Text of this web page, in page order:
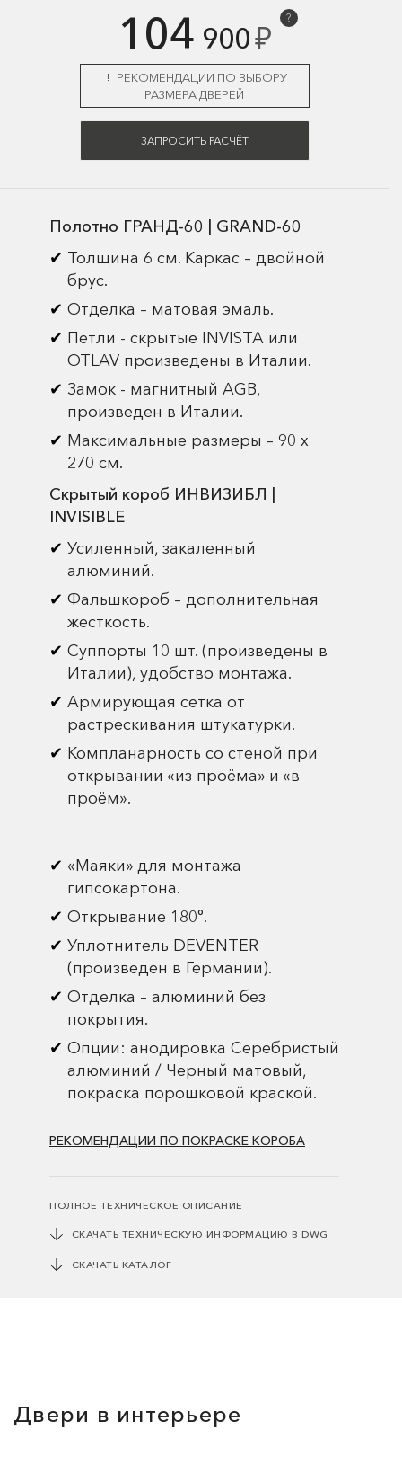
104 900₽
?
РЕКОМЕНДАЦИИ ПО ВЫБОРУ
РАЗМЕРА ДВЕРЕЙ
ЗАПРОСИТЬ РАСЧЁТ
Полотно ГРАНД-60 | GRAND-60
Толщина 6 см. Каркас – двойной
брус.
Отделка – матовая эмаль.
Петли - скрытые INVISTA или
OTLAV произведены в Италии.
Замок - магнитный AGB,
произведен в Италии.
Максимальные размеры – 90 х
270 см.
Скрытый короб ИНВИЗИБЛ |
INVISIBLE
Усиленный, закаленный
алюминий.
Фальшкороб – дополнительная
жесткость.
Суппорты 10 шт. (произведены в
Италии), удобство монтажа.
Армирующая сетка от
растрескивания штукатурки.
Компланарность со стеной при
открывании «из проёма» и «в
проём».
«Маяки» для монтажа
гипсокартона.
Открывание 180°.
Уплотнитель DEVENTER
(произведен в Германии).
Отделка – алюминий без
покрытия.
Опции: анодировка Серебристый
алюминий / Черный матовый,
покраска порошковой краской.
РЕКОМЕНДАЦИИ ПО ПОКРАСКЕ КОРОБА
ПОЛНОЕ ТЕХНИЧЕСКОЕ ОПИСАНИЕ
СКАЧАТЬ ТЕХНИЧЕСКУЮ ИНФОРМАЦИЮ В DWG
СКАЧАТЬ КАТАЛОГ
Двери в интерьере